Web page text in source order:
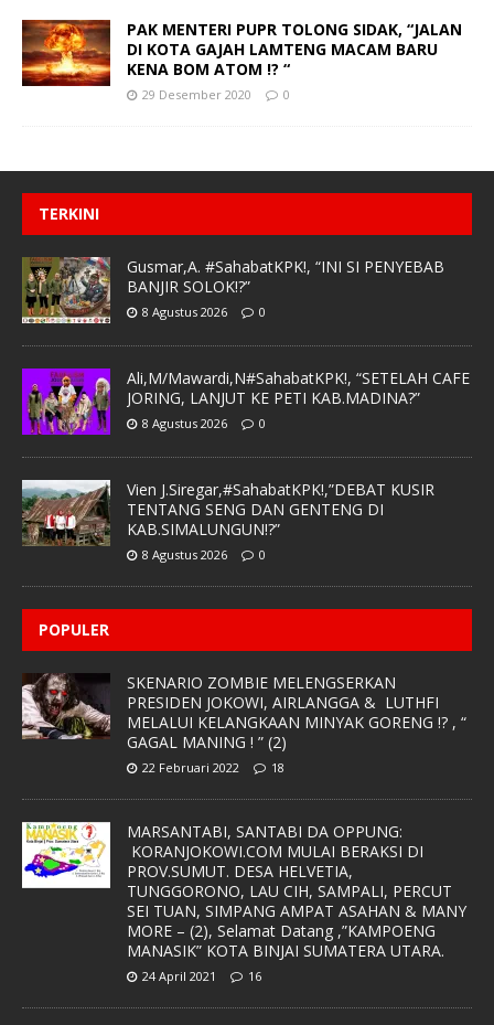
PAK MENTERI PUPR TOLONG SIDAK, “JALAN
DI KOTA GAJAH LAMTENG MACAM BARU
KENA BOM ATOM !? “
29 Desember 2020 0
TERKINI
Gusmar,A. #SahabatKPK!, “INI SI PENYEBAB
BANJIR SOLOK!?”
8 Agustus 2026 0
Ali,M/Mawardi,N#SahabatKPK!, “SETELAH CAFE
JORING, LANJUT KE PETI KAB.MADINA?”
8 Agustus 2026 0
Vien J.Siregar,#SahabatKPK!,”DEBAT KUSIR
TENTANG SENG DAN GENTENG DI
KAB.SIMALUNGUN!?”
8 Agustus 2026 0
POPULER
SKENARIO ZOMBIE MELENGSERKAN
PRESIDEN JOKOWI, AIRLANGGA & LUTHFI
MELALUI KELANGKAAN MINYAK GORENG !? , “
GAGAL MANING ! ” (2)
22 Februari 2022 18
MARSANTABI, SANTABI DA OPPUNG:
KORANJOKOWI.COM MULAI BERAKSI DI
PROV.SUMUT. DESA HELVETIA,
TUNGGORONO, LAU CIH, SAMPALI, PERCUT
SEI TUAN, SIMPANG AMPAT ASAHAN & MANY
MORE – (2), Selamat Datang ,”KAMPOENG
MANASIK” KOTA BINJAI SUMATERA UTARA.
24 April 2021 16